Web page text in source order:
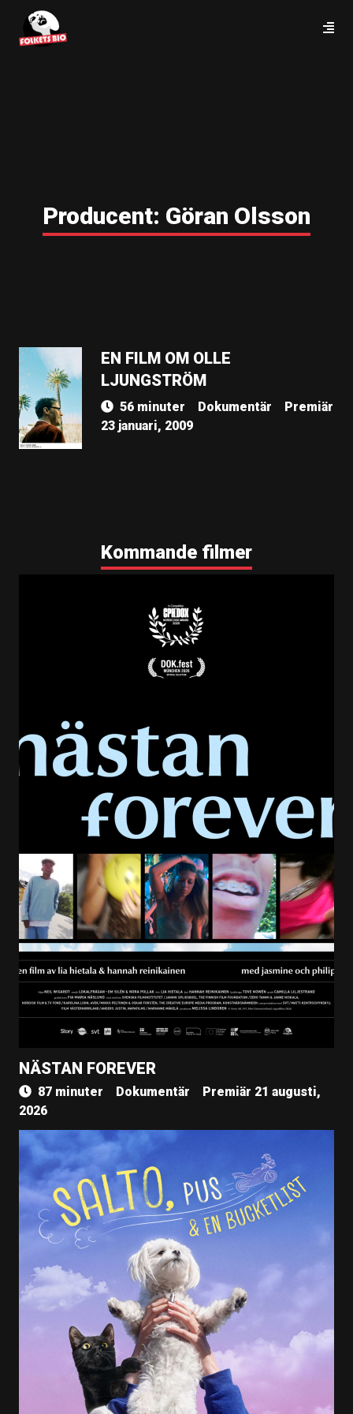
Producent: Göran Olsson
EN FILM OM OLLE
LJUNGSTRÖM
56 minuter Dokumentär
Premiär
23 januari, 2009
Kommande filmer
NÄSTAN FOREVER
87 minuter Dokumentär
Premiär 21 augusti,
2026